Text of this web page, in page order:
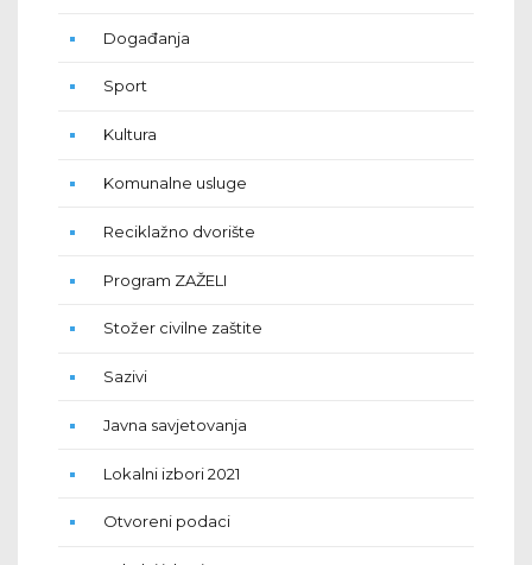
Događanja
Sport
Kultura
Komunalne usluge
Reciklažno dvorište
Program ZAŽELI
Stožer civilne zaštite
Sazivi
Javna savjetovanja
Lokalni izbori 2021
Otvoreni podaci